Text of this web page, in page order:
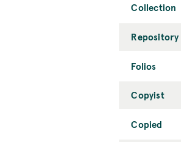
Collection
Repository
Folios
Copyist
Copied